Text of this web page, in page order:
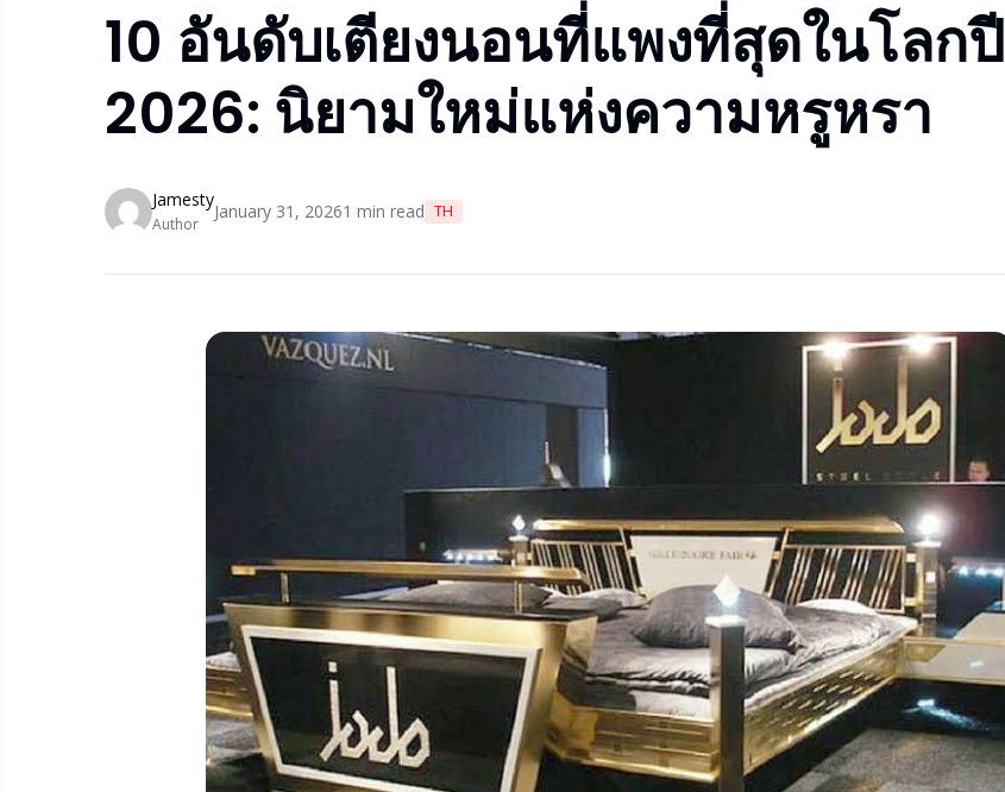
10 อันดับเตียงนอนที่แพงที่สุดในโลกปี
2026: นิยามใหม่แห่งความหรูหรา
Jamesty
Author
January 31, 20261 min read TH